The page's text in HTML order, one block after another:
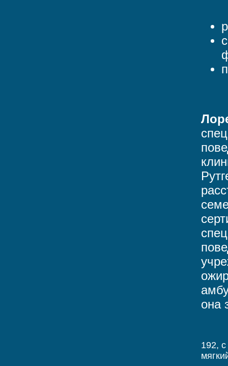
она
192,